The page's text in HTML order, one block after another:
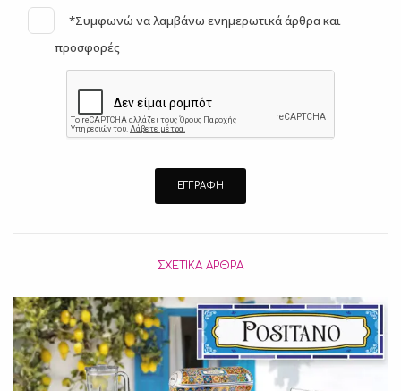
*Συμφωνώ να λαμβάνω ενημερωτικά άρθρα και
προσφορές
ΣΧΕΤΙΚΆ ΆΡΘΡΑ